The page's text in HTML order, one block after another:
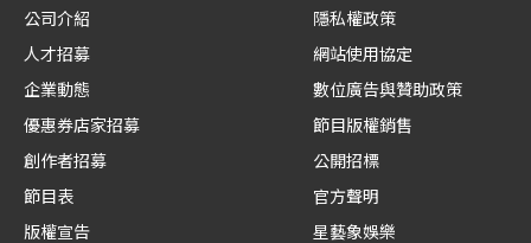
公司介紹
人才招募
企業動態
優惠券店家招募
創作者招募
節目表
版權宣告
隱私權政策
網站使用協定
數位廣告與贊助政策
節目版權銷售
公開招標
官方聲明
星藝象娛樂